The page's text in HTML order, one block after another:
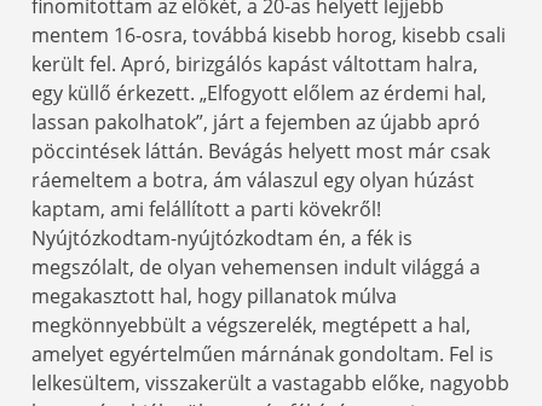
finomítottam az előkét, a 20-as helyett lejjebb
mentem 16-osra, továbbá kisebb horog, kisebb csali
került fel. Apró, birizgálós kapást váltottam halra,
egy küllő érkezett. „Elfogyott előlem az érdemi hal,
lassan pakolhatok”, járt a fejemben az újabb apró
pöccintések láttán. Bevágás helyett most már csak
ráemeltem a botra, ám válaszul egy olyan húzást
kaptam, ami felállított a parti kövekről!
Nyújtózkodtam-nyújtózkodtam én, a fék is
megszólalt, de olyan vehemensen indult világgá a
megakasztott hal, hogy pillanatok múlva
megkönnyebbült a végszerelék, megtépett a hal,
amelyet egyértelműen márnának gondoltam. Fel is
lelkesültem, visszakerült a vastagabb előke, nagyobb